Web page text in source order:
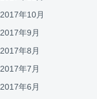
2017年10月
2017年9月
2017年8月
2017年7月
2017年6月